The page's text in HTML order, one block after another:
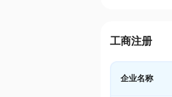
工商注册
企业名称